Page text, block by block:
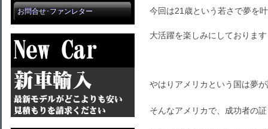
お問合せ･ファンレター 今回は21歳という若さで夢を
大活躍を楽しみにしております
やはりアメリカという国は夢
そんなアメリカで、成功者の